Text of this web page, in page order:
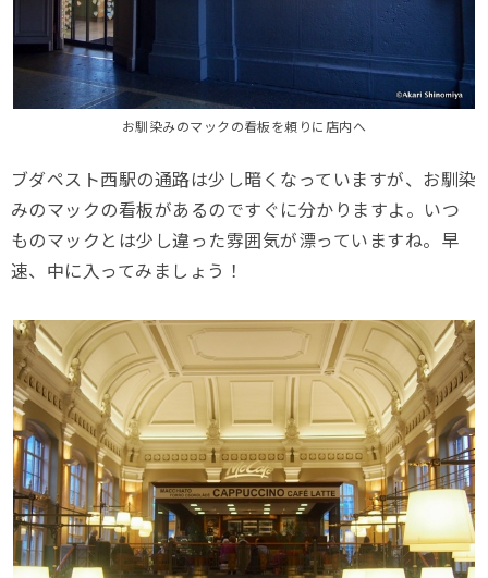
お馴染みのマックの看板を頼りに店内へ
ブダペスト西駅の通路は少し暗くなっていますが、お馴染
みのマックの看板があるのですぐに分かりますよ。いつ
ものマックとは少し違った雰囲気が漂っていますね。早
速、中に入ってみましょう！